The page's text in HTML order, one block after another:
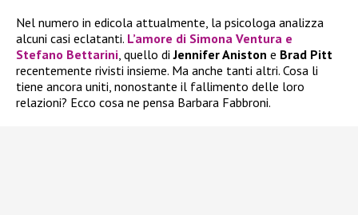
Nel numero in edicola attualmente, la psicologa analizza
alcuni casi eclatanti. L’amore di Simona Ventura e
Stefano Bettarini, quello diJennifer Aniston e Brad Pitt
recentemente rivisti insieme. Ma anche tanti altri. Cosa li
tiene ancora uniti, nonostante il fallimento delle loro
relazioni? Ecco cosa ne pensa Barbara Fabbroni.